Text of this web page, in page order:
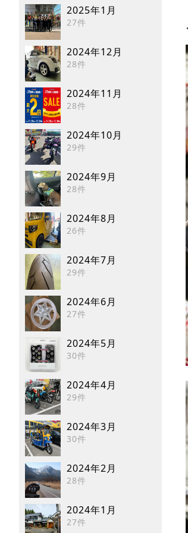
2025年1月
27件
2024年12月
28件
2024年11月
28件
2024年10月
29件
2024年9月
28件
2024年8月
26件
2024年7月
29件
2024年6月
27件
2024年5月
30件
2024年4月
29件
2024年3月
30件
2024年2月
28件
2024年1月
27件